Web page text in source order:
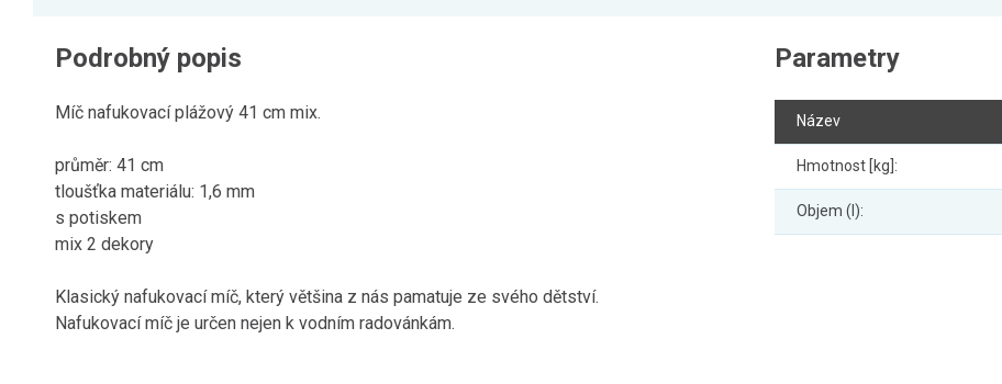
Podrobný popis
Míč nafukovací plážový 41 cm mix.
průměr: 41 cm
tloušťka materiálu: 1,6 mm
s potiskem
mix 2 dekory
Klasický nafukovací míč, který většina z nás pamatuje ze svého dětství.
Nafukovací míč je určen nejen k vodním radovánkám.
Parametry
Název
Hmotnost [kg]:
Objem (l):